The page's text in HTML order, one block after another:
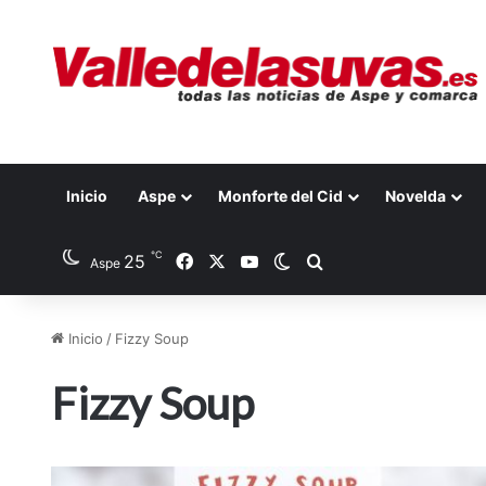
Inicio Aspe Monforte del Cid Novelda
Aspe 25 ℃ FacebookYouTubeSwitch skin
Inicio / Fizzy Soup
Fizzy Soup